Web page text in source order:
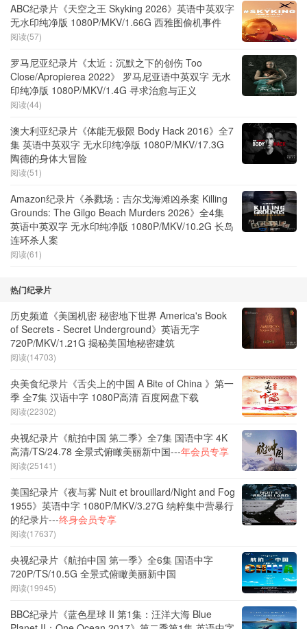
ABC纪录片《天空之王 Skyking 2026》英语中英双字
无水印纯净版 1080P/MKV/1.66G 西雅图偷机事件
阅读(57)
罗马尼亚纪录片《太近：沉默之下的创伤 Too
Close/Apropierea 2022》 罗马尼亚语中英双字 无水
印纯净版 1080P/MKV/1.4G 寻求治愈与正义
阅读(44)
澳大利亚纪录片《体能无极限 Body Hack 2016》全7
集 英语中英双字 无水印纯净版 1080P/MKV/17.3G
陶德的身体大冒险
阅读(51)
Amazon纪录片《杀戮场：吉尔戈海滩凶杀案 Killing
Grounds: The Gilgo Beach Murders 2026》全4集
英语中英双字 无水印纯净版 1080P/MKV/10.2G 长岛
连环杀人案
阅读(61)
热门纪录片
历史频道《美国机密 秘密地下世界 America's Book
of Secrets - Secret Underground》英语无字
720P/MKV/1.21G 揭秘美国地秘密建筑
阅读(14703)
央美食纪录片《舌尖上的中国 A Bite of China 》第一
季 全7集 汉语中字 1080P高清 百度网盘下载
阅读(22302)
央视纪录片《航拍中国 第二季》全7集 国语中字 4K
高清/TS/24.78 全景式俯瞰美丽新中国---年会员专享
阅读(25141)
美国纪录片《夜与雾 Nuit et brouillard/Night and Fog
1955》英语中字 1080P/MKV/3.27G 纳粹集中营暴行
的纪录片---终身会员专享
阅读(17637)
央视纪录片《航拍中国 第一季》全6集 国语中字
720P/TS/10.5G 全景式俯瞰美丽新中国
阅读(19945)
BBC纪录片《蓝色星球 II 第1集：汪洋大海 Blue